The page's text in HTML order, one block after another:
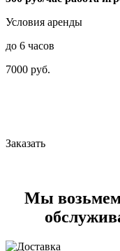
Условия аренды
до 6 часов
7000 руб.
Заказать
Мы возьмем